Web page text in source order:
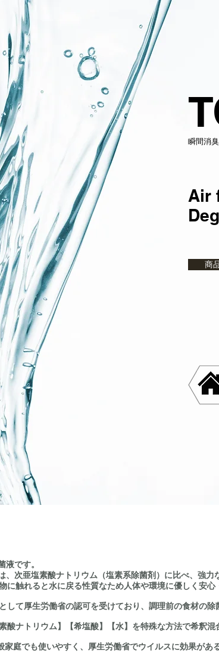
瞬間消
Air
商
液です。
次亜塩素酸ナトリウム（塩素系除菌剤）に比べ、強力
に触れると水に戻る性質なため人体や環境に優しく安心
して厚生労働省の認可を受けており、調理前の食材の除
酸ナトリウム】【希塩酸】【水】を特殊な方法で希釈混
庭でも使いやすく、厚生労働省でウイルスに効果があ